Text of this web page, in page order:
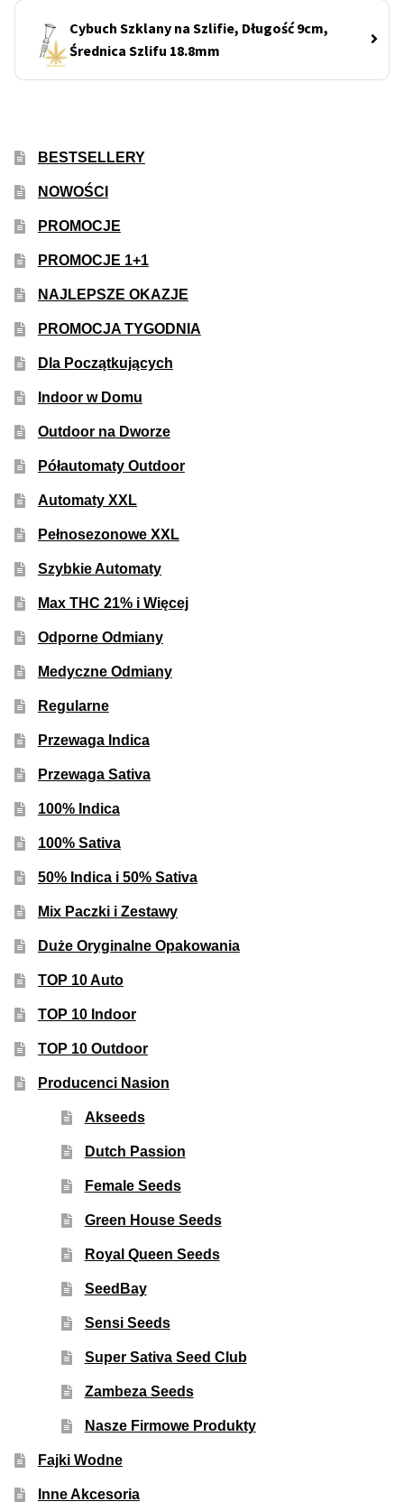
TOP 10 Auto
TOP 10 Outdoor
Producenci Nasion
Fajki Wodne
Inne Akcesoria
Blog
GRATIS
PROMOCJA 500 Plus
Harmonogram Outdoor
Odbiór Osobisty
Kontakt
Cybuch Szklany na Szlifie, Długość 9cm,
Średnica Szlifu 18.8mm
BESTSELLERY
NOWOŚCI
PROMOCJE
PROMOCJE 1+1
NAJLEPSZE OKAZJE
PROMOCJA TYGODNIA
Dla Początkujących
Indoor w Domu
Outdoor na Dworze
Półautomaty Outdoor
Automaty XXL
Pełnosezonowe XXL
Szybkie Automaty
Max THC 21% i Więcej
Odporne Odmiany
Medyczne Odmiany
Regularne
Przewaga Indica
Przewaga Sativa
100% Indica
100% Sativa
50% Indica i 50% Sativa
Mix Paczki i Zestawy
Duże Oryginalne Opakowania
TOP 10 Auto
TOP 10 Indoor
TOP 10 Outdoor
Producenci Nasion
Akseeds
Dutch Passion
Female Seeds
Green House Seeds
Royal Queen Seeds
SeedBay
Sensi Seeds
Super Sativa Seed Club
Zambeza Seeds
Nasze Firmowe Produkty
Fajki Wodne
Inne Akcesoria